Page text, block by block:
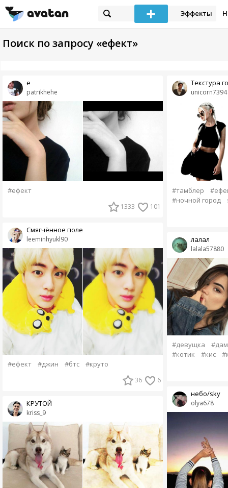
Эффекты
Поиск по запросу «ефект»
patrikhehe
е
#ефект
1333 101
leeminhyukl90
Смягчённое поле
#ефект #джин #бтс #круто
36 6
kriss_9
КРУТОЙ
unicorn7394
Текстура
#тамблер
#ночной город
lalala57880
лалал
#девущка
#котик
#кис
olya678
небо/sky